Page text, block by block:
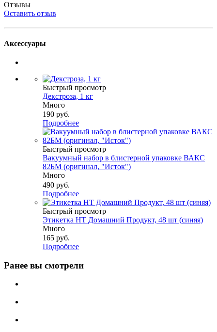
Отзывы
Оставить отзыв
Аксессуары
Быстрый просмотр
Декстроза, 1 кг
Много
190 руб.
Подробнее
Быстрый просмотр
Вакуумный набор в блистерной упаковке ВАКС
82БМ (оригинал, "Исток")
Много
490 руб.
Подробнее
Быстрый просмотр
Этикетка НТ Домашний Продукт, 48 шт (синяя)
Много
165 руб.
Подробнее
Ранее вы смотрели